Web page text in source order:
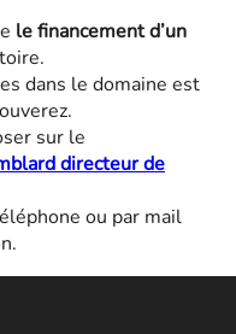
le financement d’un
dans le domaine est
sur le
directeur de
ou par mail